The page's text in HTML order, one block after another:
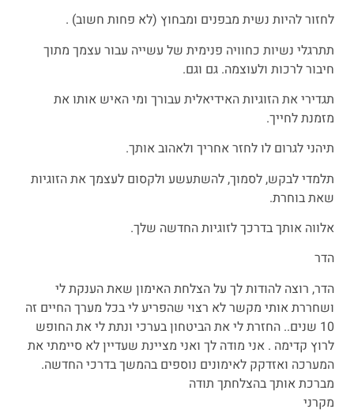
לחזור להיות נשית מבפנים ומבחוץ (לא פחות חשוב) .
תתרגלי נשיות כחוויה פנימית של עשייה עבור עצמך מתוך
חיבור לרכות ולעוצמה. גם וגם.
תגדירי את הזוגיות האידיאלית עבורך ומי האיש אותו את
מזמנת לחייך.
תיהני לגרום לו לחזר אחריך ולאהוב אותך.
תלמדי לבקש, לסמוך, להשתעשע ולקסום לעצמך את הזוגיות
שאת בוחרת.
אלווה אותך בדרכך לזוגיות החדשה שלך.
הדר
הדר, רוצה להודות לך על הצלחת האימון שאת הענקת לי
ושחררת אותי מקשר לא רצוי שהפריע לי בכל מערך החיים זה
10 שנים.. החזרת לי את הביטחון בערכי ונתת לי את החופש
לרוץ קדימה . אני מודה לך ואני מציינת שעדיין לא סיימתי את
המערכה ואזדקק לאימונים נוספים בהמשך בדרכי החדשה.
מברכת אותך בהצלחתך תודה
מקרני